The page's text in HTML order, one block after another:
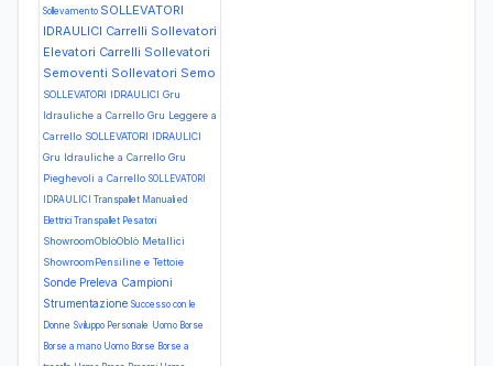
Sollevamento SOLLEVATORI
IDRAULICI Carrelli Sollevatori
Elevatori Carrelli Sollevatori
Semoventi Sollevatori Semo
SOLLEVATORI IDRAULICI Gru
Idrauliche a Carrello Gru Leggere a
Carrello SOLLEVATORI IDRAULICI
Gru Idrauliche a Carrello Gru
Pieghevoli a Carrello SOLLEVATORI
IDRAULICI Transpallet Manuali ed
Elettrici Transpallet Pesatori
ShowroomOblòOblò Metallici
ShowroomPensiline e Tettoie
Sonde Preleva Campioni
Strumentazione Successo con le
Donne Sviluppo Personale Uomo Borse
Borse a mano Uomo Borse Borse a